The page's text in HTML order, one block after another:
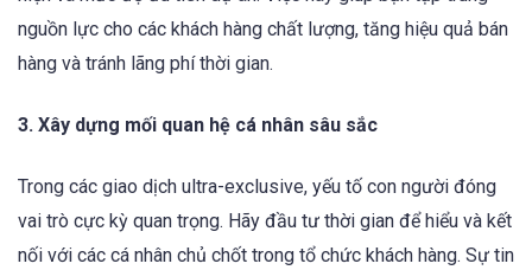
nguồn lực cho các khách hàng chất lượng, tăng hiệu quả bán
hàng và tránh lãng phí thời gian.
3. Xây dựng mối quan hệ cá nhân sâu sắc
Trong các giao dịch ultra-exclusive, yếu tố con người đóng
vai trò cực kỳ quan trọng. Hãy đầu tư thời gian để hiểu và kết
nối với các cá nhân chủ chốt trong tổ chức khách hàng. Sự tin